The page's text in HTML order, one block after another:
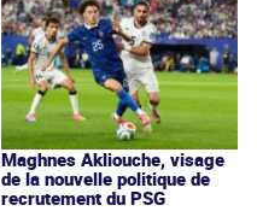
Maghnes Akliouche, visage
de la nouvelle politique de
recrutement du PSG